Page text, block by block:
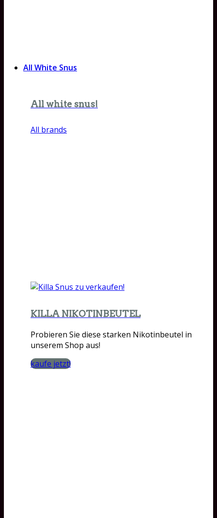
All White Snus
All white snus!
All brands
KILLA NIKOTINBEUTEL
Probieren Sie diese starken Nikotinbeutel in
unserem Shop aus!
kaufe jetzt!